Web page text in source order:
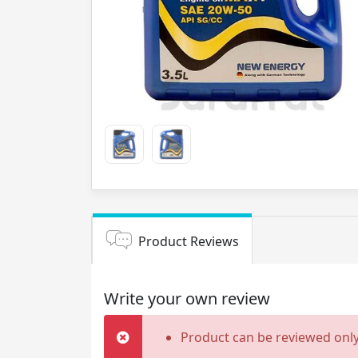
Product Reviews
Write your own review
Product can be reviewed